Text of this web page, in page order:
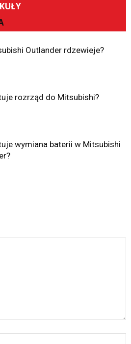
Outlander rdzewieje?
rozrząd do Mitsubishi?
wymiana baterii w Mitsubishi